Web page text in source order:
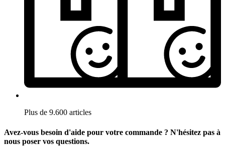
Plus de 9.600 articles
Avez-vous besoin d'aide pour votre commande ? N'hésitez pas à
nous poser vos questions.